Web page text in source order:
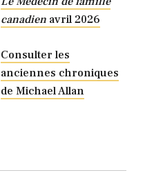
canadien avril 2026
Consulter les
anciennes chroniques
de Michael Allan